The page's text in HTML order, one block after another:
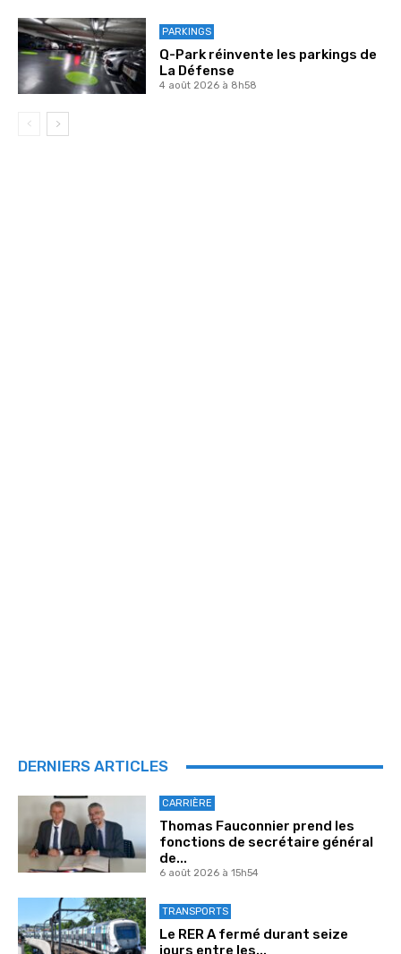
PARKINGS
Q-Park réinvente les parkings de
La Défense
4 août 2026 à 8h58
DERNIERS ARTICLES
CARRIÈRE
Thomas Fauconnier prend les
fonctions de secrétaire général
de...
6 août 2026 à 15h54
TRANSPORTS
Le RER A fermé durant seize
jours entre les...